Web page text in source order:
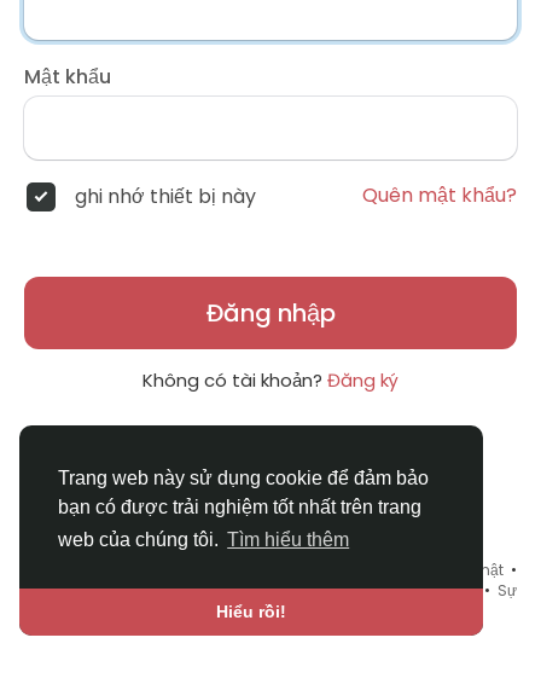
Trang web này sử dụng cookie để đảm bảo
bạn có được trải nghiệm tốt nhất trên trang
web của chúng tôi. Tìm hiểu thêm
Hiểu rồi!
Mật khẩu
ghi nhớ thiết bị này Quên mật khẩu?
Đăng nhập
Không có tài khoản? Đăng ký
Chính sách bảo mật •
Liên hệ chúng tôi•Bao Quát•Danh mục•Blog•Diễn đàn• Sự
Chợ Tình•